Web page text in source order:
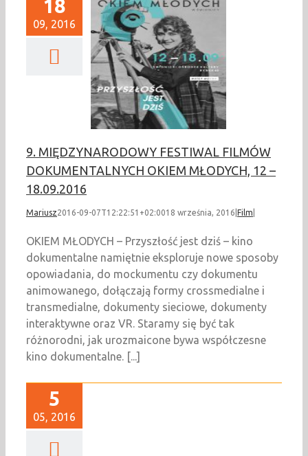
18
09, 2016
9. MIĘDZYNARODOWY FESTIWAL FILMÓW
DOKUMENTALNYCH OKIEM MŁODYCH, 12 –
18.09.2016
Mariusz2016-09-07T12:22:51+02:0018 września, 2016 Film
OKIEM MŁODYCH – Przyszłość jest dziś – kino
dokumentalne namiętnie eksploruje nowe sposoby
opowiadania, do mockumentu czy dokumentu
animowanego, dołączają formy crossmedialne i
transmedialne, dokumenty sieciowe, dokumenty
interaktywne oraz VR. Staramy się być tak
różnorodni, jak urozmaicone bywa współczesne
kino dokumentalne. [...]
5
05, 2016